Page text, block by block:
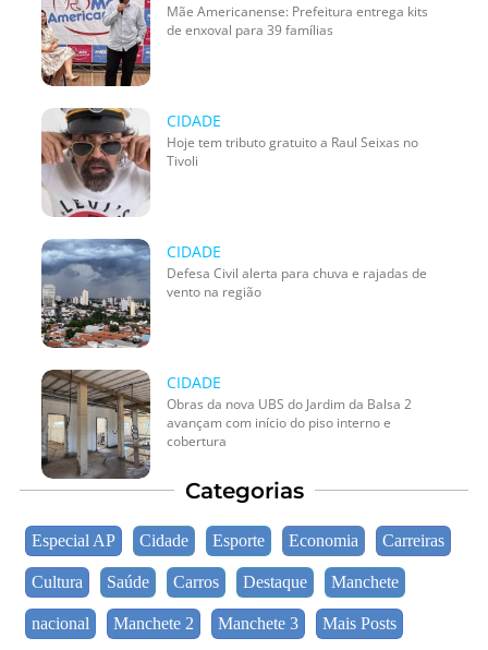
Mãe Americanense: Prefeitura entrega kits
de enxoval para 39 famílias
CIDADE
Hoje tem tributo gratuito a Raul Seixas no
Tivoli
CIDADE
Defesa Civil alerta para chuva e rajadas de
vento na região
CIDADE
Obras da nova UBS do Jardim da Balsa 2
avançam com início do piso interno e
cobertura
Categorias
Especial AP Cidade Esporte Economia Carreiras
Cultura Saúde Carros Destaque Manchete
nacional Manchete 2 Manchete 3 Mais Posts